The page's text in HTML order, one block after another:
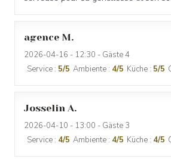
agence M
2026-04-16 - 12:30 - Gäste 4
Service : 5/5 Ambiente : 4/5 Küche : 5/5
Josselin A
2026-04-10 - 13:00 - Gäste 3
Service : 4/5 Ambiente : 4/5 Küche : 4/5